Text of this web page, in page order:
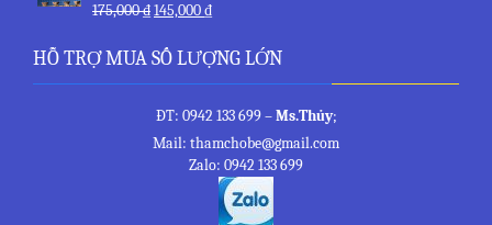
Rated5.00
175,000₫145,000₫
HỖ TRỢ MUA SỐ LƯỢNG LỚN
ĐT: 0942 133 699 –Ms.Thủy;
Mail: thamchobe@gmail.com
Zalo: 0942 133 699